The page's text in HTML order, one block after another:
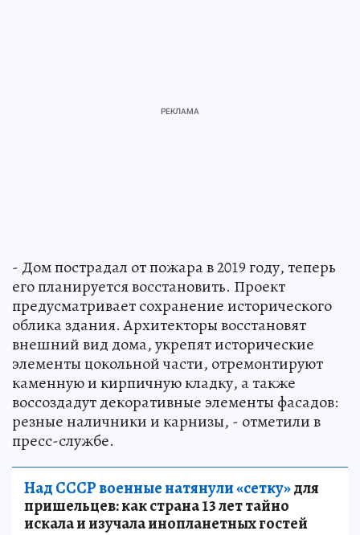
- Дом пострадал от пожара в 2019 году, теперь
его планируется восстановить. Проект
предусматривает сохранение исторического
облика здания. Архитекторы восстановят
внешний вид дома, укрепят исторические
элементы цокольной части, отремонтируют
каменную и кирпичную кладку, а также
воссоздадут декоративные элементы фасадов:
резные наличники и карнизы, - отметили в
пресс-службе.
Над СССР военные натянули «сетку»для
пришельцев: как страна 13 лет тайно
искала и изучала инопланетных гостей